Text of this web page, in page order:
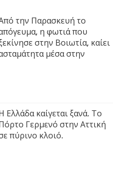
την Παρασκευή το
η φωτιά που
στην Βοιωτία, καίει
μέσα στην
Ελλάδα καίγεται ξανά. Το
Γερμενό στην Αττική
πύρινο κλοιό.